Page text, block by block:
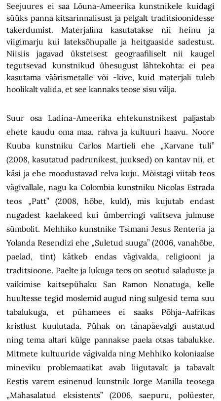
Seejuures ei saa Lõuna-Ameerika kunstnikele kuidagi
süüks panna kitsarinnalisust ja pelgalt traditsioonidesse
takerdumist. Materjalina kasutatakse nii heinu ja
viigimarju kui lateksõhupalle ja heitgaaside sadestust.
Niisiis jagavad üksteisest geograafiliselt nii kaugel
tegutsevad kunstnikud ühesugust lähtekohta: ei pea
kasutama väärismetalle või -kive, kuid materjali tuleb
hoolikalt valida, et see kannaks teose sisu välja.
Suur osa Ladina-Ameerika ehtekunstnikest paljastab
ehete kaudu oma maa, rahva ja kultuuri haavu. Noore
Kuuba kunstniku Carlos Martieli ehe „Karvane tuli”
(2008, kasutatud padrunikest, juuksed) on kantav nii, et
käsi ja ehe moodustavad relva kuju. Mõistagi viitab teos
vägivallale, nagu ka Colombia kunstniku Nicolas Estrada
teos „Patt” (2008, hõbe, kuld), mis kujutab endast
nugadest kaelakeed kui ümberringi valitseva julmuse
sümbolit. Mehhiko kunstnike Tsimani Jesus Renteria ja
Yolanda Resendizi ehe „Suletud suuga” (2006, vanahõbe,
paelad, tint) kätkeb endas vägivalda, religiooni ja
traditsioone. Paelte ja lukuga teos on seotud saladuste ja
vaikimise kaitsepühaku San Ramon Nonatuga, kelle
huultesse tegid moslemid augud ning sulgesid tema suu
tabalukuga, et pühamees ei saaks Põhja-Aafrikas
kristlust kuulutada. Pühak on tänapäevalgi austatud
ning tema altari külge pannakse paela otsas tabalukke.
Mitmete kultuuride vägivalda ning Mehhiko koloniaalse
mineviku problemaatikat avab liigutavalt ja tabavalt
Eestis varem esinenud kunstnik Jorge Manilla teosega
„Mahasalatud eksistents” (2006, saepuru, polüester,